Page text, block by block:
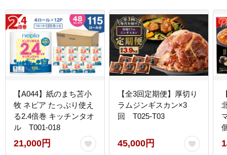
【A044】紙のまち苫小
牧 ネピア たっぷり使え
る2.4倍巻 キッチンタオ
ル T001-018
21,000円
【全3回定期便】厚切り
ラムジンギスカン×3
回 T025-T03
45,000円